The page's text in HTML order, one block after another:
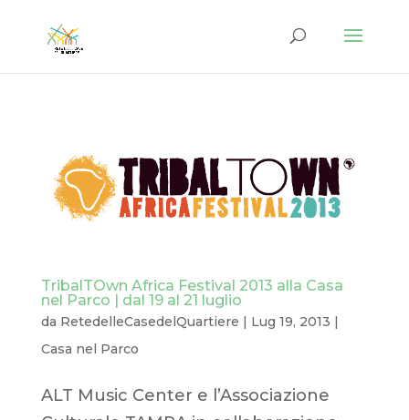
TribalTOwn Africa Festival 2013 alla Casa
nel Parco | dal 19 al 21 luglio
da RetedelleCasedelQuartiere | Lug 19, 2013 |
Casa nel Parco
ALT Music Center e l’Associazione